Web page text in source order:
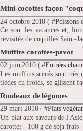
Mini-cocottes façon
24 octobre 2010 ( #Poissons
Ce sont les vacances et,
revisitée de coquilles Saint-
Muffins carottes-pavot
02 juin 2010 ( #Entrées
Les muffins sucrés sont très
tièdes ou froids, se glissent
Rouleaux de légumes
29 mars 2010 ( #Plats
Un plat aux saveurs de
carottes - 100 g de soja